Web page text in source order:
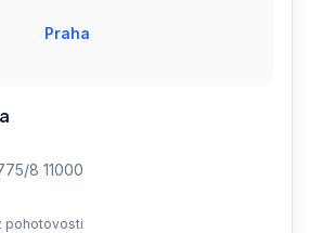
Praha
8 11000
pohotovosti